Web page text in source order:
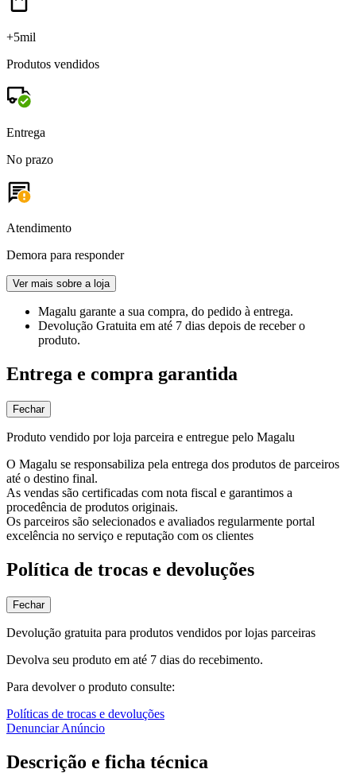
+5mil
Produtos vendidos
Entrega
No prazo
Atendimento
Demora para responder
Ver mais sobre a loja
Magalu garante a sua compra, do pedido à entrega.
Devolução Gratuita em até 7 dias depois de receber o
produto.
Entrega e compra garantida
Fechar
Produto vendido por loja parceira e entregue pelo Magalu
O Magalu se responsabiliza pela entrega dos produtos de parceiros
até o destino final.
As vendas são certificadas com nota fiscal e garantimos a
procedência de produtos originais.
Os parceiros são selecionados e avaliados regularmente portal
excelência no serviço e reputação com os clientes
Política de trocas e devoluções
Fechar
Devolução gratuita para produtos vendidos por lojas parceiras
Devolva seu produto em até 7 dias do recebimento.
Para devolver o produto consulte:
Políticas de trocas e devoluções
Denunciar Anúncio
Descrição e ficha técnica